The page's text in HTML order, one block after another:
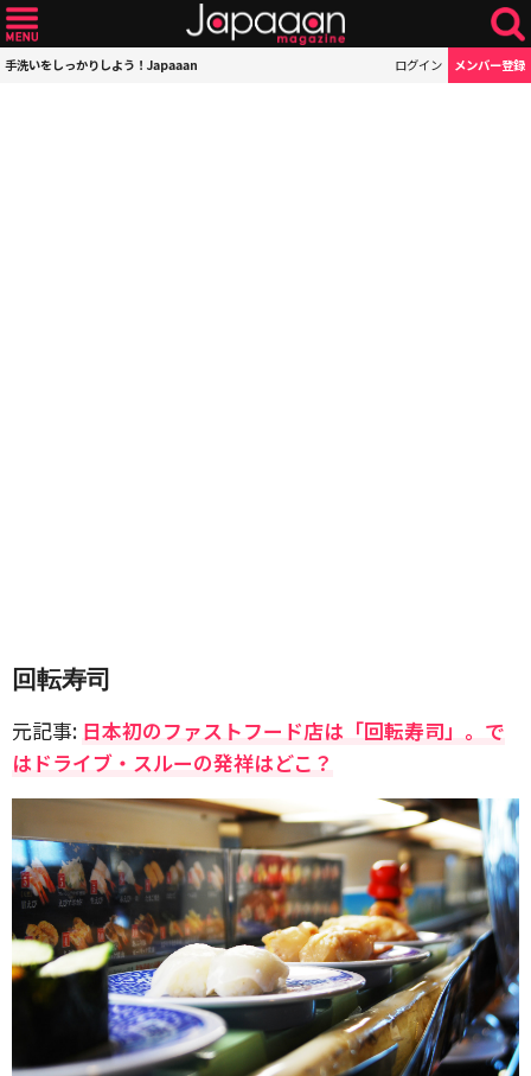
手洗いをしっかりしよう！Japaaan ログイン メンバー登録
回転寿司
元記事: 日本初のファストフード店は「回転寿司」。で
はドライブ・スルーの発祥はどこ？